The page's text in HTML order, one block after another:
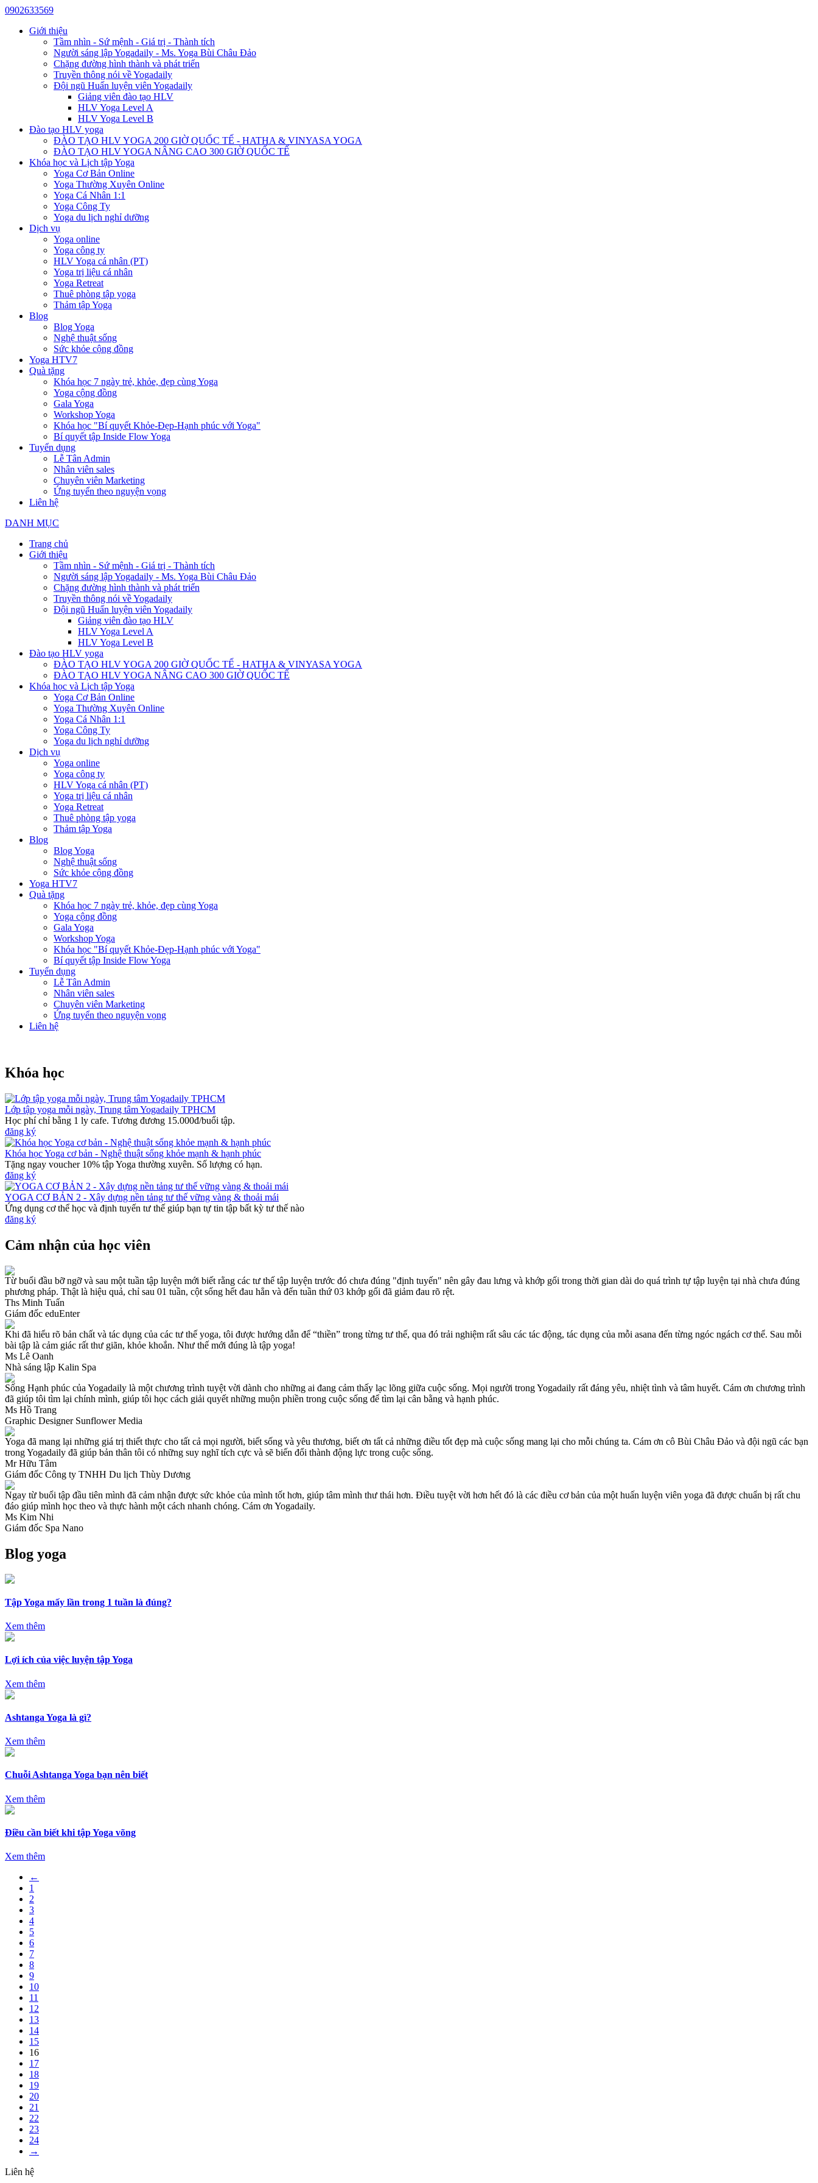
0902633569
Giới thiệu
Tầm nhìn - Sứ mệnh - Giá trị - Thành tích
Người sáng lập Yogadaily - Ms. Yoga Bùi Châu Đảo
Chặng đường hình thành và phát triển
Truyền thông nói về Yogadaily
Đội ngũ Huấn luyện viên Yogadaily
Giảng viên đào tạo HLV
HLV Yoga Level A
HLV Yoga Level B
Đào tạo HLV yoga
ĐÀO TẠO HLV YOGA 200 GIỜ QUỐC TẾ - HATHA & VINYASA YOGA
ĐÀO TẠO HLV YOGA NÂNG CAO 300 GIỜ QUỐC TẾ
Khóa học và Lịch tập Yoga
Yoga Cơ Bản Online
Yoga Thường Xuyên Online
Yoga Cá Nhân 1:1
Yoga Công Ty
Yoga du lịch nghỉ dưỡng
Dịch vụ
Yoga online
Yoga công ty
HLV Yoga cá nhân (PT)
Yoga trị liệu cá nhân
Yoga Retreat
Thuê phòng tập yoga
Thảm tập Yoga
Blog
Blog Yoga
Nghệ thuật sống
Sức khỏe cộng đồng
Yoga HTV7
Quà tặng
Khóa học 7 ngày trẻ, khỏe, đẹp cùng Yoga
Yoga cộng đồng
Gala Yoga
Workshop Yoga
Khóa học "Bí quyết Khỏe-Đẹp-Hạnh phúc với Yoga"
Bí quyết tập Inside Flow Yoga
Tuyển dụng
Lễ Tân Admin
Nhân viên sales
Chuyên viên Marketing
Ứng tuyển theo nguyện vọng
Liên hệ
DANH MỤC
Trang chủ
Giới thiệu
Tầm nhìn - Sứ mệnh - Giá trị - Thành tích
Người sáng lập Yogadaily - Ms. Yoga Bùi Châu Đảo
Chặng đường hình thành và phát triển
Truyền thông nói về Yogadaily
Đội ngũ Huấn luyện viên Yogadaily
Giảng viên đào tạo HLV
HLV Yoga Level A
HLV Yoga Level B
Đào tạo HLV yoga
ĐÀO TẠO HLV YOGA 200 GIỜ QUỐC TẾ - HATHA & VINYASA YOGA
ĐÀO TẠO HLV YOGA NÂNG CAO 300 GIỜ QUỐC TẾ
Khóa học và Lịch tập Yoga
Yoga Cơ Bản Online
Yoga Thường Xuyên Online
Yoga Cá Nhân 1:1
Yoga Công Ty
Yoga du lịch nghỉ dưỡng
Dịch vụ
Yoga online
Yoga công ty
HLV Yoga cá nhân (PT)
Yoga trị liệu cá nhân
Yoga Retreat
Thuê phòng tập yoga
Thảm tập Yoga
Blog
Blog Yoga
Nghệ thuật sống
Sức khỏe cộng đồng
Yoga HTV7
Quà tặng
Khóa học 7 ngày trẻ, khỏe, đẹp cùng Yoga
Yoga cộng đồng
Gala Yoga
Workshop Yoga
Khóa học "Bí quyết Khỏe-Đẹp-Hạnh phúc với Yoga"
Bí quyết tập Inside Flow Yoga
Tuyển dụng
Lễ Tân Admin
Nhân viên sales
Chuyên viên Marketing
Ứng tuyển theo nguyện vọng
Liên hệ
Khóa học
Lớp tập yoga mỗi ngày, Trung tâm Yogadaily TPHCM
Học phí chỉ bằng 1 ly cafe. Tương đương 15.000đ/buổi tập.
đăng ký
Khóa học Yoga cơ bản - Nghệ thuật sống khỏe mạnh & hạnh phúc
Tặng ngay voucher 10% tập Yoga thường xuyên. Số lượng có hạn.
đăng ký
YOGA CƠ BẢN 2 - Xây dựng nền tảng tư thế vững vàng & thoải mái
Ứng dụng cơ thể học và định tuyến tư thế giúp bạn tự tin tập bất kỳ tư thế nào
đăng ký
Cảm nhận của học viên
Từ buổi đầu bỡ ngỡ và sau một tuần tập luyện mới biết rằng các tư thế tập luyện trước đó chưa đúng "định tuyến" nên gây đau lưng và khớp gối trong thời gian dài do quá trình tự tập luyện tại nhà chưa đúng
phương pháp. Thật là hiệu quả, chỉ sau 01 tuần, cột sống hết đau hẳn và đến tuần thứ 03 khớp gối đã giảm đau rõ rệt.
Ths Minh Tuấn
Giám đốc eduEnter
Khi đã hiểu rõ bản chất và tác dụng của các tư thế yoga, tôi được hướng dẫn để “thiền” trong từng tư thế, qua đó trải nghiệm rất sâu các tác động, tác dụng của mỗi asana đến từng ngóc ngách cơ thể. Sau mỗi
bài tập là cảm giác rất thư giãn, khỏe khoắn. Như thế mới đúng là tập yoga!
Ms Lê Oanh
Nhà sáng lập Kalin Spa
Sống Hạnh phúc của Yogadaily là một chương trình tuyệt vời dành cho những ai đang cảm thấy lạc lõng giữa cuộc sống. Mọi người trong Yogadaily rất đáng yêu, nhiệt tình và tâm huyết. Cám ơn chương trình
đã giúp tôi tìm lại chính mình, giúp tôi học cách giải quyết những muộn phiền trong cuộc sống để tìm lại cân bằng và hạnh phúc.
Ms Hồ Trang
Graphic Designer Sunflower Media
Yoga đã mang lại những giá trị thiết thực cho tất cả mọi người, biết sống và yêu thương, biết ơn tất cả những điều tốt đẹp mà cuộc sống mang lại cho mỗi chúng ta. Cám ơn cô Bùi Châu Đảo và đội ngũ các bạn
trong Yogadaily đã giúp bản thân tôi có những suy nghĩ tích cực và sẽ biến đổi thành động lực trong cuộc sống.
Mr Hữu Tâm
Giám đốc Công ty TNHH Du lịch Thùy Dương
Ngay từ buổi tập đầu tiên mình đã cảm nhận được sức khỏe của mình tốt hơn, giúp tâm mình thư thái hơn. Điều tuyệt vời hơn hết đó là các điều cơ bản của một huấn luyện viên yoga đã được chuẩn bị rất chu
đáo giúp mình học theo và thực hành một cách nhanh chóng. Cám ơn Yogadaily.
Ms Kim Nhi
Giám đốc Spa Nano
Blog yoga
Tập Yoga mấy lần trong 1 tuần là đúng?
Xem thêm
Lợi ích của việc luyện tập Yoga
Xem thêm
Ashtanga Yoga là gì?
Xem thêm
Chuỗi Ashtanga Yoga bạn nên biết
Xem thêm
Điều cần biết khi tập Yoga võng
Xem thêm
←
1
2
3
4
5
6
7
8
9
10
11
12
13
14
15
16
17
18
19
20
21
22
23
24
→
Liên hệ